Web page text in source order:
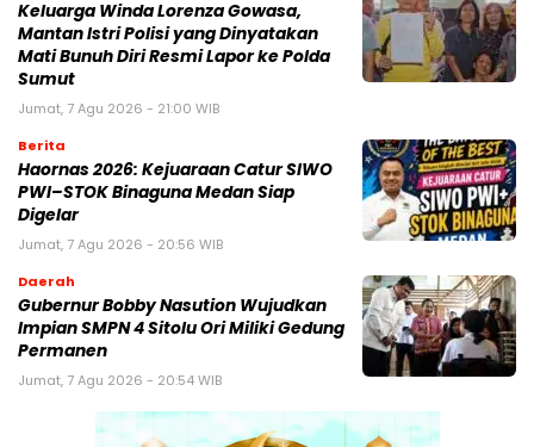
Keluarga Winda Lorenza Gowasa,
Mantan Istri Polisi yang Dinyatakan
Mati Bunuh Diri Resmi Lapor ke Polda
Sumut
Jumat, 7 Agu 2026 - 21:00 WIB
Berita
Haornas 2026: Kejuaraan Catur SIWO
PWI–STOK Binaguna Medan Siap
Digelar
Jumat, 7 Agu 2026 - 20:56 WIB
Daerah
Gubernur Bobby Nasution Wujudkan
Impian SMPN 4 Sitolu Ori Miliki Gedung
Permanen
Jumat, 7 Agu 2026 - 20:54 WIB